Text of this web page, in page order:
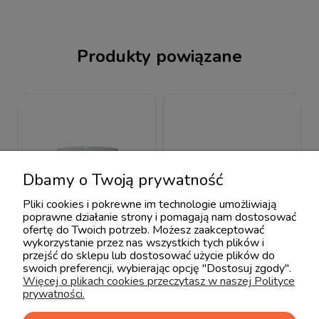
Produkty powiązane
Dbamy o Twoją prywatność
Pliki cookies i pokrewne im technologie umożliwiają
poprawne działanie strony i pomagają nam dostosować
ofertę do Twoich potrzeb. Możesz zaakceptować
wykorzystanie przez nas wszystkich tych plików i
przejść do sklepu lub dostosować użycie plików do
swoich preferencji, wybierając opcję "Dostosuj zgody".
Więcej o plikach cookies przeczytasz w naszej Polityce
prywatności.